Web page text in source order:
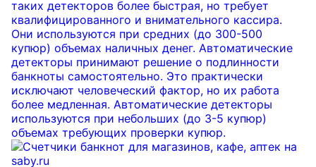
таких детекторов более быстрая, но требует
квалифицированного и внимательного кассира.
Они используются при средних (до 300-500
купюр) объемах наличных денег. Автоматические
детекторы принимают решение о подлинности
банкноты самостоятельно. Это практически
исключают человеческий фактор, но их работа
более медленная. Автоматические детекторы
используются при небольших (до 3-5 купюр)
объемах требующих проверки купюр.